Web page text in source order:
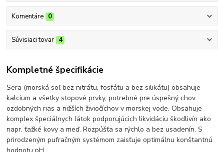
Komentáre 0
Súvisiaci tovar 4
Kompletné špecifikácie
Sera (morská soľ bez nitrátu, fosfátu a bez silikátu) obsahuje
kalcium a všetky stopové prvky, potrebné pre úspešný chov
ozdobných rias a nižších živiočíchov v morskej vode. Obsahuje
komplex špeciálnych látok podporujúcich likvidáciu škodlivín ako
napr. ťažké kovy a meď. Rozpúšťa sa rýchlo a bez usadenín. S
prirodzeným pufračným systémom zaisťuje optimálnu konštantnú